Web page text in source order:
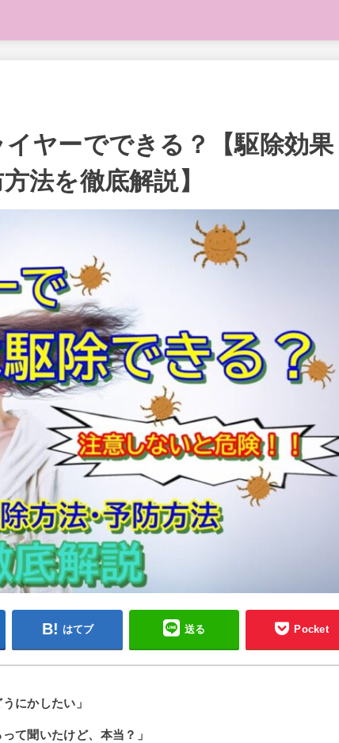
ヤーでできる？【駆除効果
法を徹底解説】
はてブ 送る Pocket
にかしたい」
て聞いたけど、本当？」